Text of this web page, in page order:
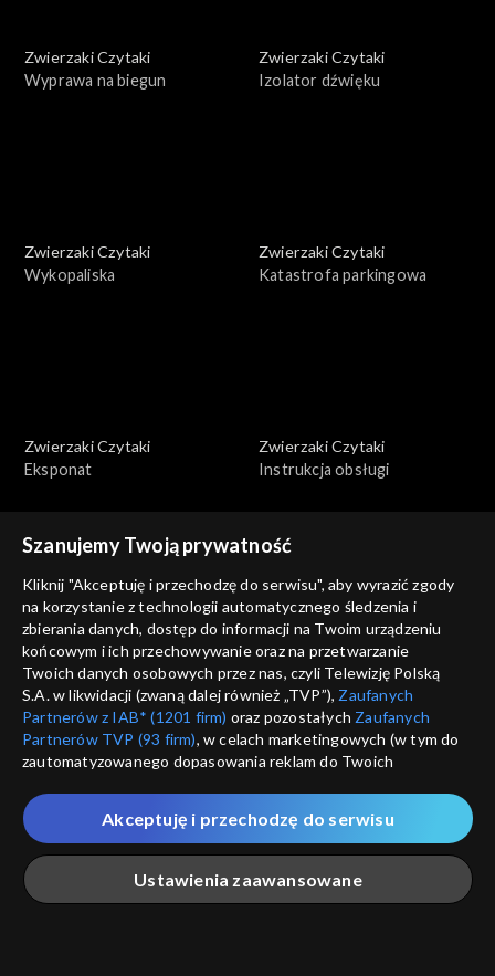
Zwierzaki Czytaki
Wyprawa na biegun
Zwierzaki Czytaki
Izolator dźwięku
Zwierzaki Czytaki
Wykopaliska
Zwierzaki Czytaki
Katastrofa parkingowa
Zwierzaki Czytaki
Eksponat
Zwierzaki Czytaki
Instrukcja obsługi
Zwierzaki Czytaki
Idealny motywator
Zwierzaki Czytaki
Kącik kulinarny
Zwierzaki Czytaki
Podziemna atrakcja
turystyczna
Zwierzaki Czytaki
Łamigłówka
Szanujemy Twoją prywatność
Kliknij "Akceptuję i przechodzę do serwisu", aby wyrazić zgody
na korzystanie z technologii automatycznego śledzenia i
zbierania danych, dostęp do informacji na Twoim urządzeniu
końcowym i ich przechowywanie oraz na przetwarzanie
Twoich danych osobowych przez nas, czyli Telewizję Polską
S.A. w likwidacji (zwaną dalej również „TVP”), Zaufanych
Partnerów z IAB* (1201 firm) oraz pozostałych Zaufanych
Partnerów TVP (93 firm), w celach marketingowych (w tym do
zautomatyzowanego dopasowania reklam do Twoich
które wskazujemy poniżej, a także zgody na udostępnianie
przez nas identyfikatora PPID do Google.
Twoje dane osobowe zbierane podczas odwiedzania przez
Ciebie naszych
poszczególnych serwisówzwanych dalej
„Portalem”, w tym informacje zapisywane za pomocą
Ustawienia zaawansowane
Akceptuję i przechodzę do serwisu